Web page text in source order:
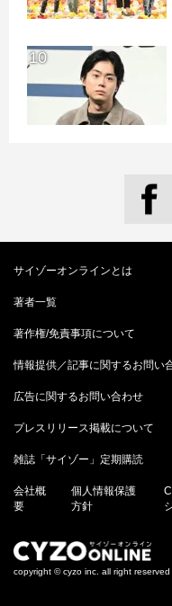
10
サイゾーオンラインとは
著者一覧
著作権/免責事項について
情報提供／記事に関するお問い
広告に関するお問い合わせ
プレスリリース掲載について
雑誌「サイゾー」定期購読
会社概
要
個人情報保護
方針
copyright © cyzo inc. all right reserved